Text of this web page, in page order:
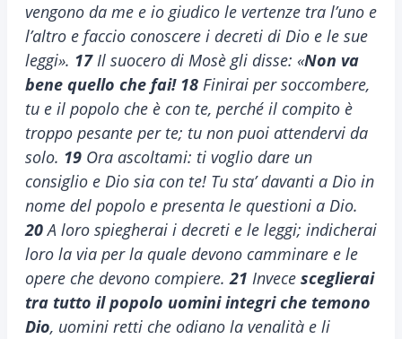
vengono da me e io giudico le vertenze tra l’uno e
l’altro e faccio conoscere i decreti di Dio e le sue
leggi». 17Il suocero di Mosè gli disse: «Non va
bene quello che fai! 18 Finirai per soccombere,
tu e il popolo che è con te, perché il compito è
troppo pesante per te; tu non puoi attendervi da
solo. 19 Ora ascoltami: ti voglio dare un
consiglio e Dio sia con te! Tu sta’ davanti a Dio in
nome del popolo e presenta le questioni a Dio.
20A loro spiegherai i decreti e le leggi; indicherai
loro la via per la quale devono camminare e le
opere che devono compiere.21 Invece sceglierai
tra tutto il popolo uomini integri che temono
Dio, uomini retti che odiano la venalità e li